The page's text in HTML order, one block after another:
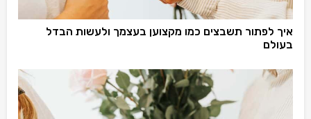
איך לפתור תשבצים כמו מקצוען בעצמך ולעשות הבדל
בעולם